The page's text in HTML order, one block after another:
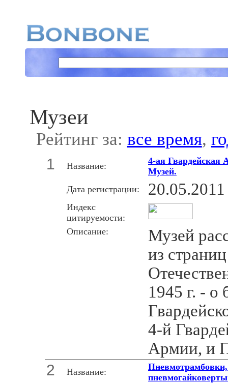
Музеи
Рейтинг за: все время,
1 Название:
4-ая Гвардейская
Музей.
Дата регистрации:
20.05.2011
Индекс
цитируемости:
Описание:
Музей
из
1945 г. - о
4-й
Армии, и
2 Название: